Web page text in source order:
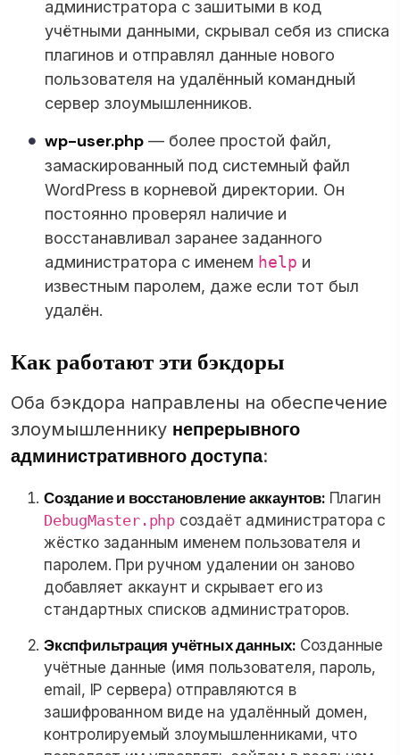
администратора с зашитыми в код
учётными данными, скрывал себя из списка
плагинов и отправлял данные нового
пользователя на удалённый командный
сервер злоумышленников.
wp-user.php — более простой файл,
замаскированный под системный файл
WordPress в корневой директории. Он
постоянно проверял наличие и
восстанавливал заранее заданного
администратора с именем help и
известным паролем, даже если тот был
удалён.
Как работают эти бэкдоры
Оба бэкдора направлены на обеспечение
злоумышленнику непрерывного
административного доступа:
Создание и восстановление аккаунтов:Плагин
DebugMaster.php создаёт администратора с
жёстко заданным именем пользователя и
паролем. При ручном удалении он заново
добавляет аккаунт и скрывает его из
стандартных списков администраторов.
Экспфильтрация учётных данных: Созданные
учётные данные (имя пользователя, пароль,
email, IP сервера) отправляются в
зашифрованном виде на удалённый домен,
контролируемый злоумышленниками, что